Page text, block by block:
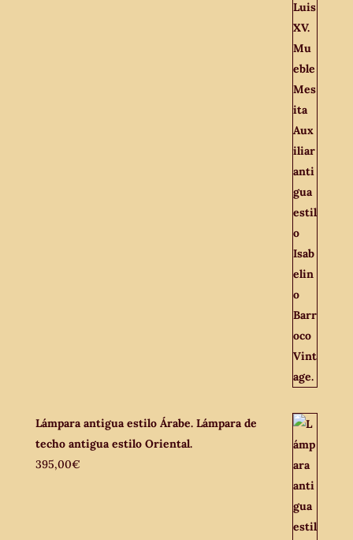
Lámpara antigua estilo Árabe. Lámpara de
techo antigua estilo Oriental.
395,00€